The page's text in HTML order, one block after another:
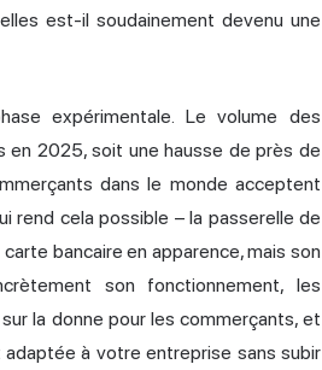
est-il soudainement devenu une
expérimentale. Le volume des
2025, soit une hausse de près de
dans le monde acceptent
rend cela possible – la passerelle de
bancaire en apparence, mais son
son fonctionnement, les
la donne pour les commerçants, et
à votre entreprise sans subir